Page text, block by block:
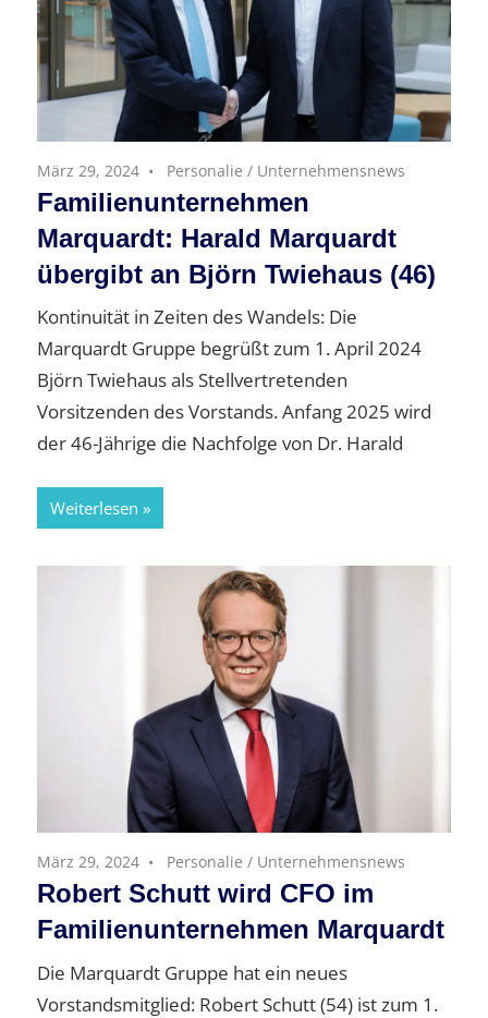
März 29, 2024 Personalie / Unternehmensnews
Familienunternehmen
Marquardt: Harald Marquardt
übergibt an Björn Twiehaus (46)
Kontinuität in Zeiten des Wandels: Die
Marquardt Gruppe begrüßt zum 1. April 2024
Björn Twiehaus als Stellvertretenden
Vorsitzenden des Vorstands. Anfang 2025 wird
der 46-Jährige die Nachfolge von Dr. Harald
Weiterlesen
März 29, 2024 Personalie / Unternehmensnews
Robert Schutt wird CFO im
Familienunternehmen Marquardt
Die Marquardt Gruppe hat ein neues
Vorstandsmitglied: Robert Schutt (54) ist zum 1.